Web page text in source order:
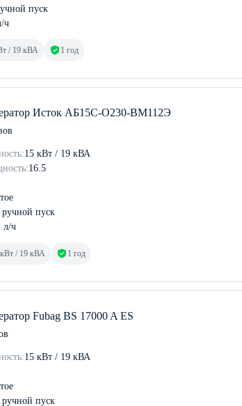
пуск
ч
/ 19 кВА 1 год
Исток АБ15С-О230-ВМ112Э
15 кВт / 19 кВА
16.5
ручной пуск
л/ч
/ 19 кВА 1 год
Fubag BS 17000 A ES
15 кВт / 19 кВА
ручной пуск